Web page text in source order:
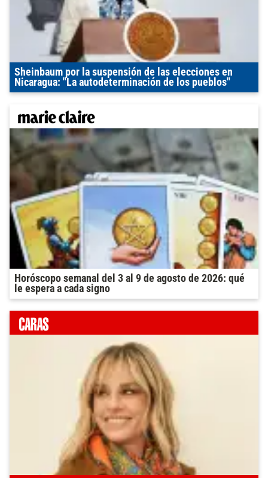
Sheinbaum por la suspensión de las elecciones en
Nicaragua: "La autodeterminación de los pueblos"
Horóscopo semanal del 3 al 9 de agosto de 2026: qué
le espera a cada signo